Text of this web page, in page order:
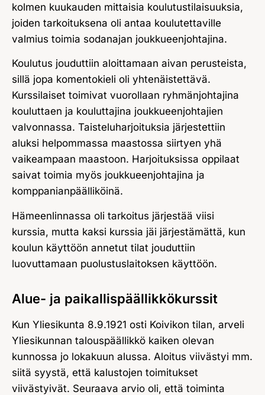
kolmen kuukauden mittaisia koulutustilaisuuksia,
joiden tarkoituksena oli antaa koulutettaville
valmius toimia sodanajan joukkueenjohtajina.
Koulutus jouduttiin aloittamaan aivan perusteista,
sillä jopa komentokieli oli yhtenäistettävä.
Kurssilaiset toimivat vuorollaan ryhmänjohtajina
kouluttaen ja kouluttajina joukkueenjohtajien
valvonnassa. Taisteluharjoituksia järjestettiin
aluksi helpommassa maastossa siirtyen yhä
vaikeampaan maastoon. Harjoituksissa oppilaat
saivat toimia myös joukkueenjohtajina ja
komppanianpäälliköinä.
Hämeenlinnassa oli tarkoitus järjestää viisi
kurssia, mutta kaksi kurssia jäi järjestämättä, kun
koulun käyttöön annetut tilat jouduttiin
luovuttamaan puolustuslaitoksen käyttöön.
Alue- ja paikallispäällikkökurssit
Kun Yliesikunta 8.9.1921 osti Koivikon tilan, arveli
Yliesikunnan talouspäällikkö kaiken olevan
kunnossa jo lokakuun alussa. Aloitus viivästyi mm.
siitä syystä, että kalustojen toimitukset
viivästyivät. Seuraava arvio oli, että toiminta